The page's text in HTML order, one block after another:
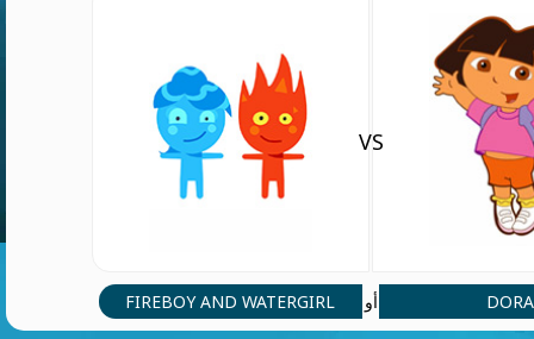
FIREBOY AND WATERGIRL
VS
أو DORA